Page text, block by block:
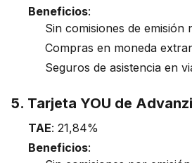
Beneficios:
Sin comisiones de emisión
Compras en moneda
Seguros de asistencia en
5. Tarjeta YOU de
TAE: 21,84%
Beneficios: